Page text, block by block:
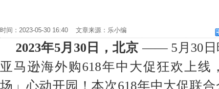
时间：2023-05-30 16:40 文章来源：乐小编
2023年5月 30 日，北京 —— 5月30日
亚马逊海外购618年中大促狂欢上线
场」心动开园！本次618年中大促联